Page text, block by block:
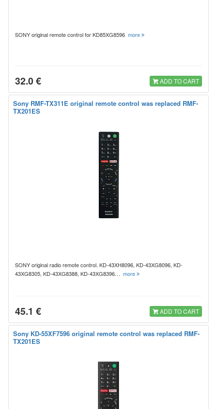
SONY original remote control for KD85XG8596 more
32.0 € ADD TO CART
Sony RMF-TX311E original remote control was replaced RMF-
TX201ES
SONY original radio remote control. KD-43XH8096, KD-43XG8096, KD-
43XG8305, KD-43XG8388, KD-43XG8396… more
45.1 € ADD TO CART
Sony KD-55XF7596 original remote control was replaced RMF-
TX201ES